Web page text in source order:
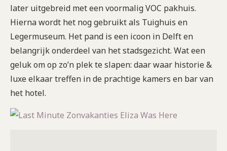
later uitgebreid met een voormalig VOC pakhuis.
Hierna wordt het nog gebruikt als Tuighuis en
Legermuseum. Het pand is een icoon in Delft en
belangrijk onderdeel van het stadsgezicht. Wat een
geluk om op zo’n plek te slapen: daar waar historie &
luxe elkaar treffen in de prachtige kamers en bar van
het hotel.